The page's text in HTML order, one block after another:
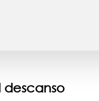
descanso